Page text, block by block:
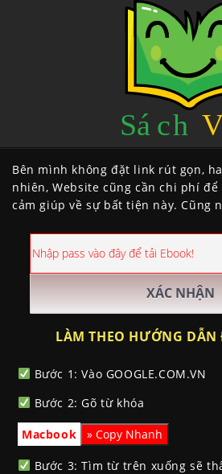
Bên mình không đặt link rút gọn,
nhiên, Website cũng cần chi phí
cảm giúp về sự bất tiện này. Cũng
LÀM THEO HƯỚNG DẪN
Bước 1: Vào GOOGLE.COM.VN
Bước 2: Gõ từ khóa
Macbook
Bước 3: Tìm từ trên xuống sẽ